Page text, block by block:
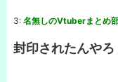
3: 名無しのVtuberまとめ部
封印されたんやろ